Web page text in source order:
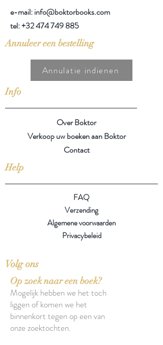
e-mail: info@boktorbooks.com
tel:+32 474 749 885
Annuleer een bestelling
Annulatie indienen
Info
Over Boktor
Verkoop uw boeken aan Boktor
Contact
Help
FAQ
Verzending
Algemene voorwaarden
Privacybeleid
Volg ons
Op zoek naar een boek?
Mogelijk hebben we het toch
liggen of komen we het
binnenkort tegen op een van
onze zoektochten.